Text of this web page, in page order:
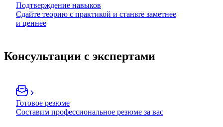
Подтверждение навыков
Сдайте теорию с практикой и станьте заметнее
и ценнее
Консультации с экспертами
Готовое резюме
Составим профессиональное резюме за вас